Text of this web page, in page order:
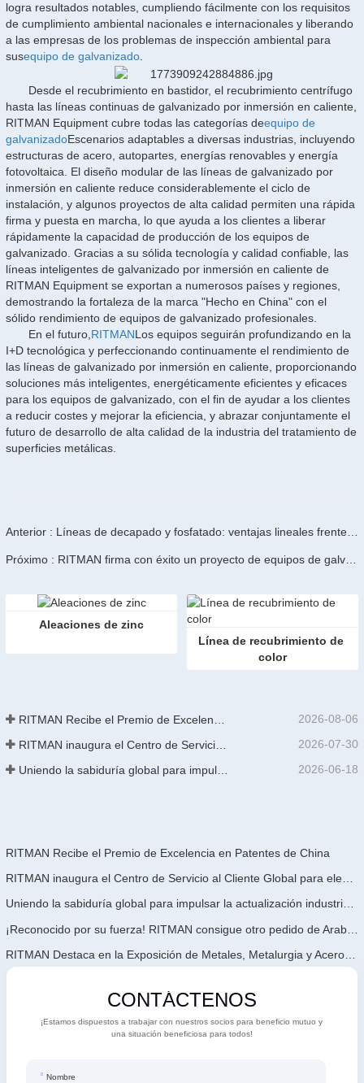
logra resultados notables, cumpliendo fácilmente con los requisitos
de cumplimiento ambiental nacionales e internacionales y liberando
a las empresas de los problemas de inspección ambiental para
susequipo de galvanizado.
Desde el recubrimiento en bastidor, el recubrimiento centrífugo
hasta las líneas continuas de galvanizado por inmersión en caliente,
RITMAN Equipment cubre todas las categorías deequipo de
galvanizadoEscenarios adaptables a diversas industrias, incluyendo
estructuras de acero, autopartes, energías renovables y energía
fotovoltaica. El diseño modular de las líneas de galvanizado por
inmersión en caliente reduce considerablemente el ciclo de
instalación, y algunos proyectos de alta calidad permiten una rápida
firma y puesta en marcha, lo que ayuda a los clientes a liberar
rápidamente la capacidad de producción de los equipos de
galvanizado. Gracias a su sólida tecnología y calidad confiable, las
líneas inteligentes de galvanizado por inmersión en caliente de
RITMAN Equipment se exportan a numerosos países y regiones,
demostrando la fortaleza de la marca "Hecho en China" con el
sólido rendimiento de equipos de galvanizado profesionales.
En el futuro, RITMANLos equipos seguirán profundizando en la
I+D tecnológica y perfeccionando continuamente el rendimiento de
las líneas de galvanizado por inmersión en caliente, proporcionando
soluciones más inteligentes, energéticamente eficientes y eficaces
para los equipos de galvanizado, con el fin de ayudar a los clientes
a reducir costes y mejorar la eficiencia, y abrazar conjuntamente el
futuro de desarrollo de alta calidad de la industria del tratamiento de
superficies metálicas.
Aleaciones de zinc
Línea de recubrimiento de
color
2026-08-06
2026-07-30
Uniendo la sabiduría global para impulsar la actualización industrial | La primera capacitación internacional de tecnología de galvanizado continuo de alta gama de GalvInfo China concluye con éxito 2026-06-18
RITMAN Recibe el Premio de Excelencia en Patentes de China
Uniendo la sabiduría global para impulsar la actualización industrial | La primera capacitación internacional de tecnología de galvanizado continuo de alta gama de GalvInfo China concluye con éxito
CONTÁCTENOS
¡Estamos dispuestos a trabajar con nuestros socios para beneficio mutuo y
una situación beneficiosa para todos!
Nombre